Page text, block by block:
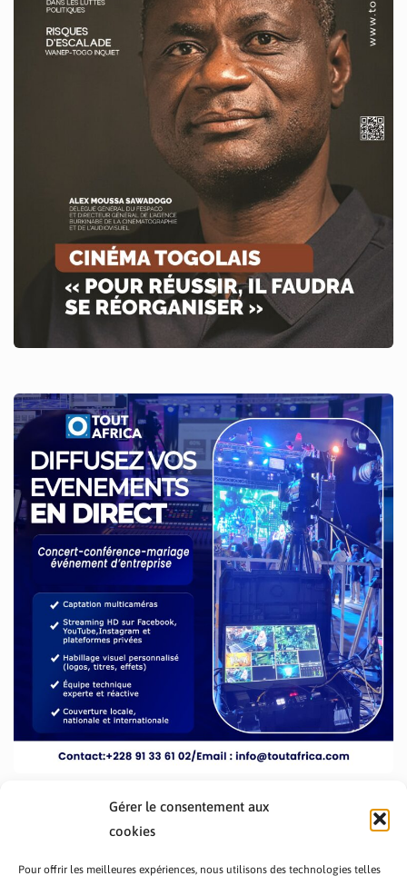
Gérer le consentement aux
cookies
Pour offrir les meilleures expériences, nous utilisons des technologies telles